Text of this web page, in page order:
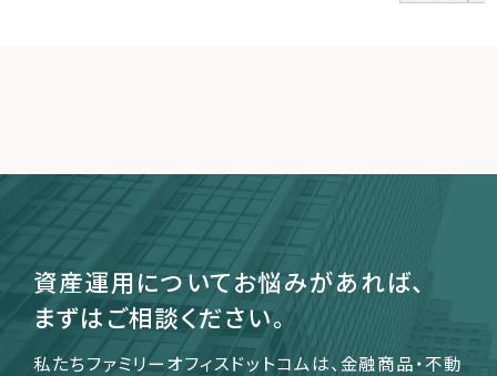
資産運用についてお悩みがあれば、
まずはご相談ください。
私たちファミリーオフィスドットコムは、金融商品・不動